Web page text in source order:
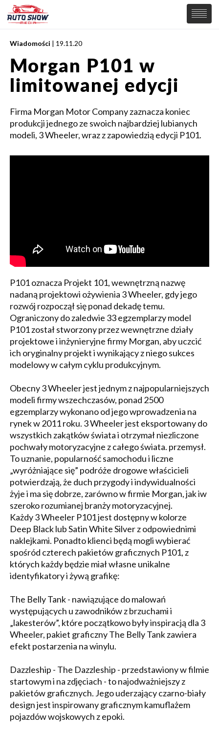
PREMIERY
SAMOCHODY
Wiadomości
Samochody Koncepcyjne
Tuning
Elektryczne
MOTORSPORT
Wiadomości | 19.11.20
Morgan P101 w
limitowanej edycji
Firma Morgan Motor Company zaznacza koniec
produkcji jednego ze swoich najbardziej lubianych
modeli, 3 Wheeler, wraz z zapowiedzią edycji P101.
P101 oznacza Projekt 101, wewnętrzną nazwę
nadaną projektowi ożywienia 3 Wheeler, gdy jego
rozwój rozpoczął się ponad dekadę temu.
Ograniczony do zaledwie 33 egzemplarzy model
P101 został stworzony przez wewnętrzne działy
projektowe i inżynieryjne firmy Morgan, aby uczcić
ich oryginalny projekt i wynikający z niego sukces
modelowy w całym cyklu produkcyjnym.
Obecny 3 Wheeler jest jednym z najpopularniejszych
modeli firmy wszechczasów, ponad 2500
egzemplarzy wykonano od jego wprowadzenia na
rynek w 2011 roku. 3 Wheeler jest eksportowany do
wszystkich zakątków świata i otrzymał niezliczone
pochwały motoryzacyjne z całego świata. przemysł.
To uznanie, popularność samochodu i liczne
„wyróżniające się” podróże drogowe właścicieli
potwierdzają, że duch przygody i indywidualności
żyje i ma się dobrze, zarówno w firmie Morgan, jak iw
szeroko rozumianej branży motoryzacyjnej.
Każdy 3 Wheeler P101 jest dostępny w kolorze
Deep Black lub Satin White Silver z odpowiednimi
naklejkami. Ponadto klienci będą mogli wybierać
spośród czterech pakietów graficznych P101, z
których każdy będzie miał własne unikalne
identyfikatory i żywą grafikę:
The Belly Tank - nawiązujące do malowań
występujących u zawodników z brzuchami i
„lakesterów”, które początkowo były inspiracją dla 3
Wheeler, pakiet graficzny The Belly Tank zawiera
efekt postarzenia na winylu.
Dazzleship - The Dazzleship - przedstawiony w filmie
startowym i na zdjęciach - to najodważniejszy z
pakietów graficznych. Jego uderzający czarno-biały
design jest inspirowany graficznym kamuflażem
pojazdów wojskowych z epoki.